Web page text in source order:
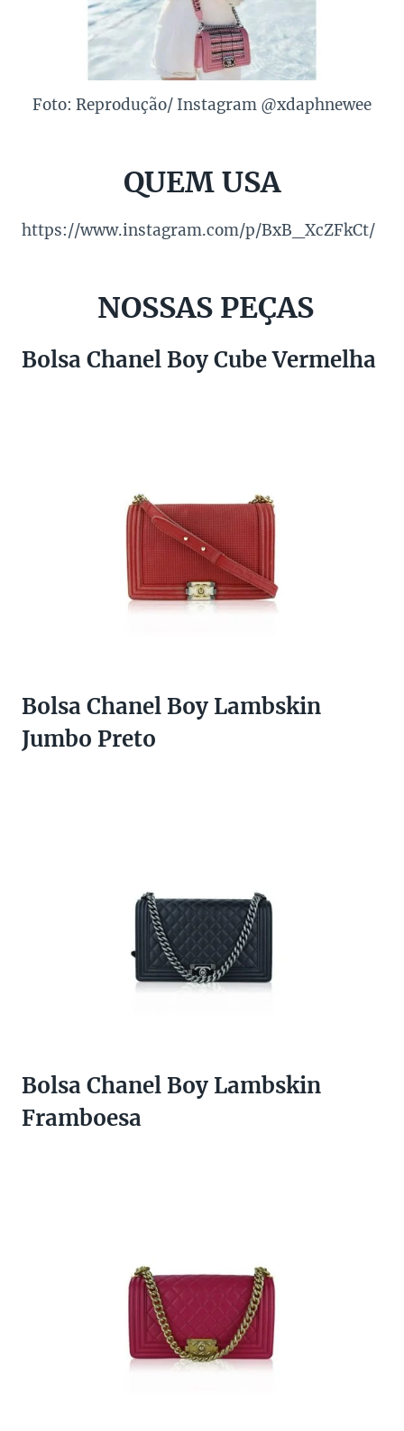
Foto: Reprodução/ Instagram @xdaphnewee
QUEM USA
https://www.instagram.com/p/BxB_XcZFkCt/
NOSSAS PEÇAS
Bolsa Chanel Boy Cube Vermelha
Bolsa Chanel Boy Lambskin
Jumbo Preto
Bolsa Chanel Boy Lambskin
Framboesa